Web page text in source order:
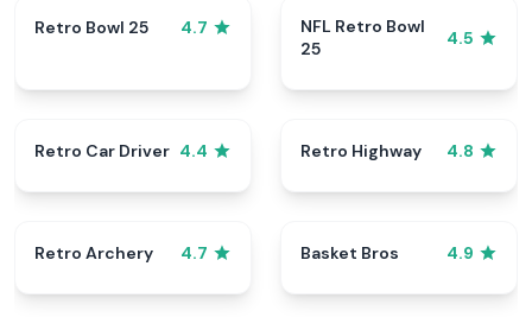
Retro Bowl 25 4.7
NFL Retro Bowl
25
4.5
Retro Car Driver 4.4 Retro Highway 4.8
Retro Archery 4.7 Basket Bros 4.9